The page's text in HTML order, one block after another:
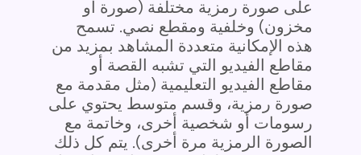
على صورة رمزية مختلفة (صورة أو
مخزون) وخلفية ومقطع نصي. تسمح
هذه الإمكانية متعددة المشاهد بمزيد من
مقاطع الفيديو التي تشبه القصة أو
مقاطع الفيديو التعليمية (مثل مقدمة مع
صورة رمزية، وقسم متوسط يحتوي على
رسومات أو شخصية أخرى، وخاتمة مع
الصورة الرمزية مرة أخرى). يتم كل ذلك